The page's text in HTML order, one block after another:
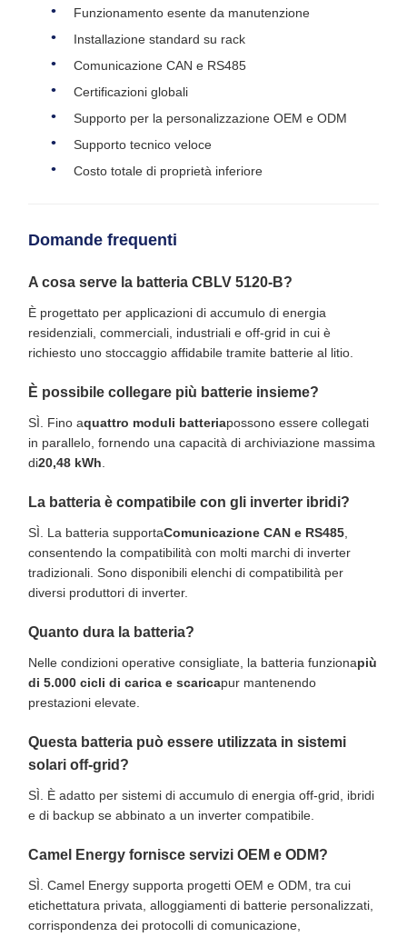
Funzionamento esente da manutenzione
Installazione standard su rack
Comunicazione CAN e RS485
Certificazioni globali
Supporto per la personalizzazione OEM e ODM
Supporto tecnico veloce
Costo totale di proprietà inferiore
Domande frequenti
A cosa serve la batteria CBLV 5120-B?
È progettato per applicazioni di accumulo di energia
residenziali, commerciali, industriali e off-grid in cui è
richiesto uno stoccaggio affidabile tramite batterie al litio.
È possibile collegare più batterie insieme?
SÌ. Fino aquattro moduli batteriapossono essere collegati
in parallelo, fornendo una capacità di archiviazione massima
di20,48 kWh
La batteria è compatibile con gli inverter ibridi?
SÌ. La batteria supportaComunicazione CAN e RS485
consentendo la compatibilità con molti marchi di inverter
tradizionali. Sono disponibili elenchi di compatibilità per
diversi produttori di inverter.
Quanto dura la batteria?
Nelle condizioni operative consigliate, la batteria funzionapiù
di 5.000 cicli di carica e scaricapur mantenendo
prestazioni elevate.
Questa batteria può essere utilizzata in sistemi
solari off-grid?
SÌ. È adatto per sistemi di accumulo di energia off-grid, ibridi
e di backup se abbinato a un inverter compatibile.
Camel Energy fornisce servizi OEM e ODM?
SÌ. Camel Energy supporta progetti OEM e ODM, tra cui
etichettatura privata, alloggiamenti di batterie personalizzati,
corrispondenza dei protocolli di comunicazione,